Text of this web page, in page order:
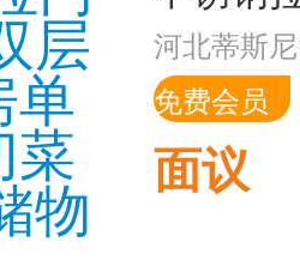
河北蒂斯
免费会员
面议